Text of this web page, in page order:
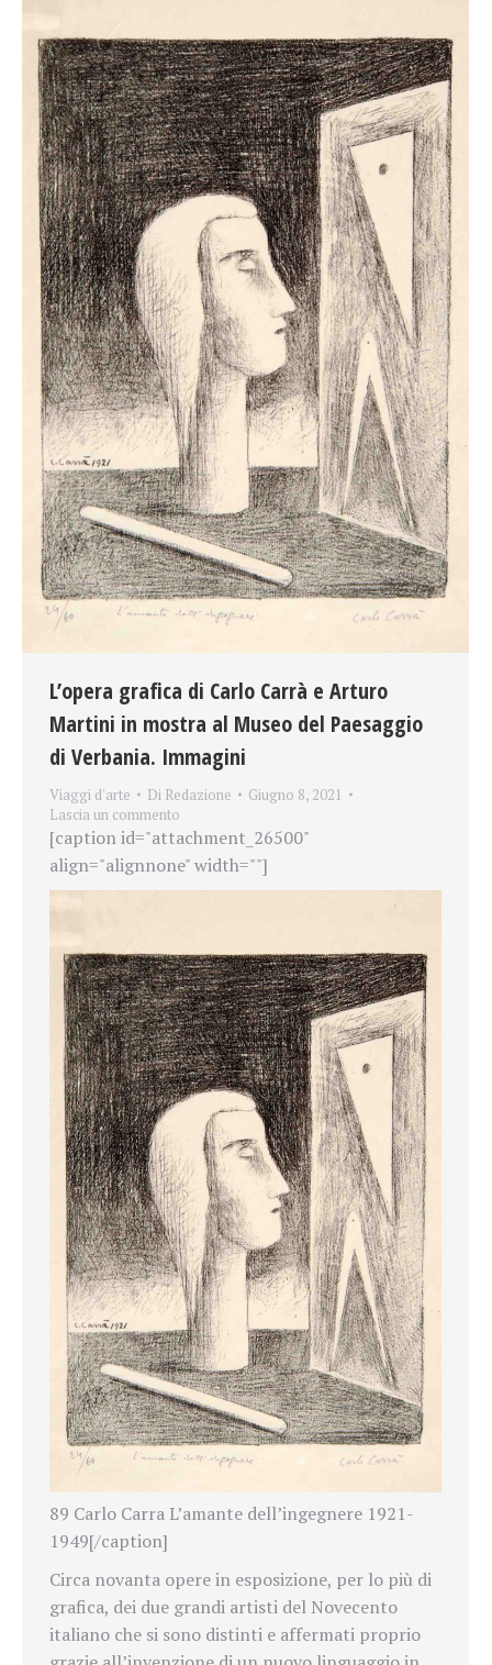
L’opera grafica di Carlo Carrà e Arturo
Martini in mostra al Museo del Paesaggio
di Verbania. Immagini
Viaggi d'arte Di Redazione
Giugno 8, 2021
Lascia un commento
[caption id="attachment_26500"
align="alignnone" width=""]
89 Carlo Carra L’amante dell’ingegnere 1921-
1949[/caption]
Circa novanta opere in esposizione, per lo più di
grafica, dei due grandi artisti del Novecento
italiano che si sono distinti e affermati proprio